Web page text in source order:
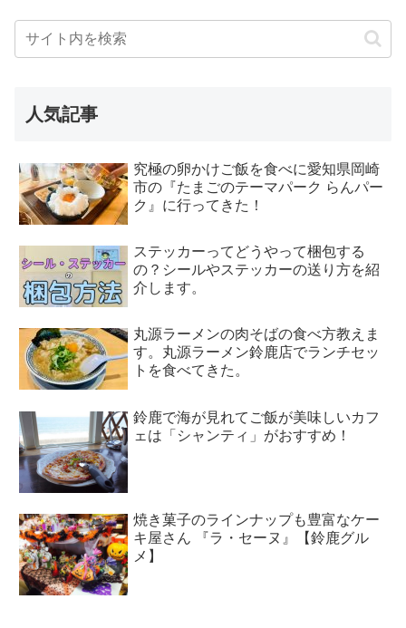
人気記事
究極の卵かけご飯を食べに愛知県岡崎
市の『たまごのテーマパーク らんパー
ク』に行ってきた！
ステッカーってどうやって梱包する
の？シールやステッカーの送り方を紹
介します。
丸源ラーメンの肉そばの食べ方教えま
す。丸源ラーメン鈴鹿店でランチセッ
トを食べてきた。
鈴鹿で海が見れてご飯が美味しいカフ
ェは「シャンティ」がおすすめ！
焼き菓子のラインナップも豊富なケー
キ屋さん 『ラ・セーヌ』【鈴鹿グル
メ】